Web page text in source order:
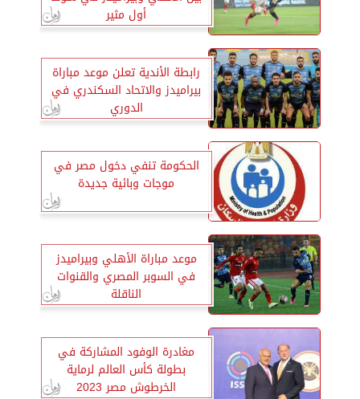
أول مثير
رابطة الأندية تعلن موعد مباراة
بيراميدز والاتحاد السكندري في
الدوري
الحكومة تنفي دخول مصر في
موجات وبائية جديدة
موعد مباراة الأهلي وبيراميدز
في السوبر المصري والقنوات
الناقلة
مغادرة الوفود المشاركة في
بطولة كأس العالم لرماية
الخرطوش مصر 2023